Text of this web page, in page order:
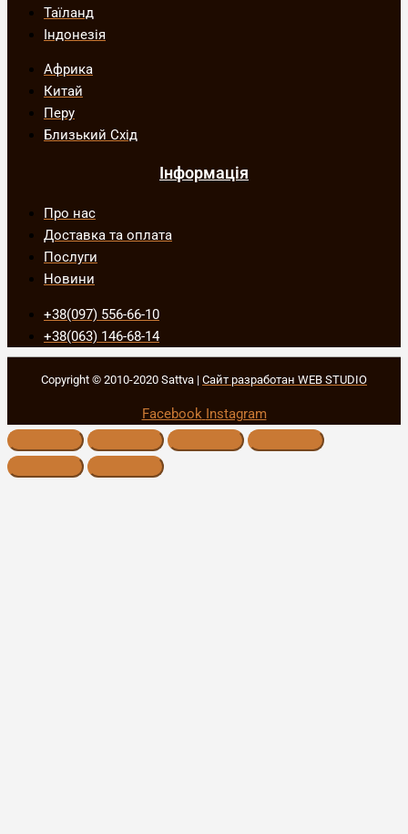
Таїланд
Індонезія
Африка
Китай
Перу
Близький Схід
Інформація
Про нас
Доставка та оплата
Послуги
Новини
+38(097) 556-66-10
+38(063) 146-68-14
Copyright © 2010-2020 Sattva | Сайт разработан WEB STUDIO
Facebook Instagram